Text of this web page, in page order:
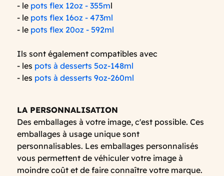
- le pots flex 12oz - 355ml
- le pots flex 16oz - 473ml
- le pots flex 20oz - 592ml
Ils sont également compatibles avec
- les pots à desserts 5oz-148ml
- les pots à desserts 9oz-260ml
LA PERSONNALISATION
Des emballages à votre image, c'est possible. Ces
emballages à usage unique sont
personnalisables. Les emballages personnalisés
vous permettent de véhiculer votre image à
moindre coût et de faire connaître votre marque.